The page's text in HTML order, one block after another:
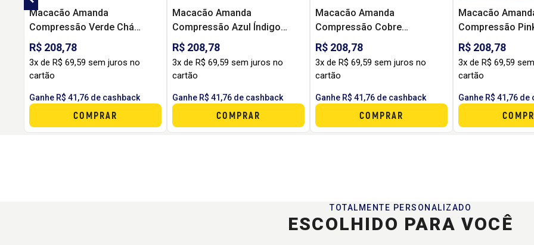
Macacão Amanda
Compressão Verde Chá
(Tamanho Único) - DCX
R$ 208,78
3x de R$ 69,59 sem juros no
cartão
Ganhe R$ 41,76 de cashback
COMPRAR
Macacão Amanda
Compressão Azul Índigo
(Tamanho Único) - DCX
R$ 208,78
3x de R$ 69,59 sem juros no
cartão
Ganhe R$ 41,76 de cashback
COMPRAR
Macacão Amanda
Compressão Cobre
(Tamanho Único) - DCX
R$ 208,78
3x de R$ 69,59 sem juros no
cartão
Ganhe R$ 41,76 de cashback
COMPRAR
Macacão
Compressão
Único)
R$ 208,78
3x de R$ 69,59
cartão
Ganhe R$ 41,76 de
TOTALMENTE PERSONALIZADO
ESCOLHIDO PARA VOCÊ